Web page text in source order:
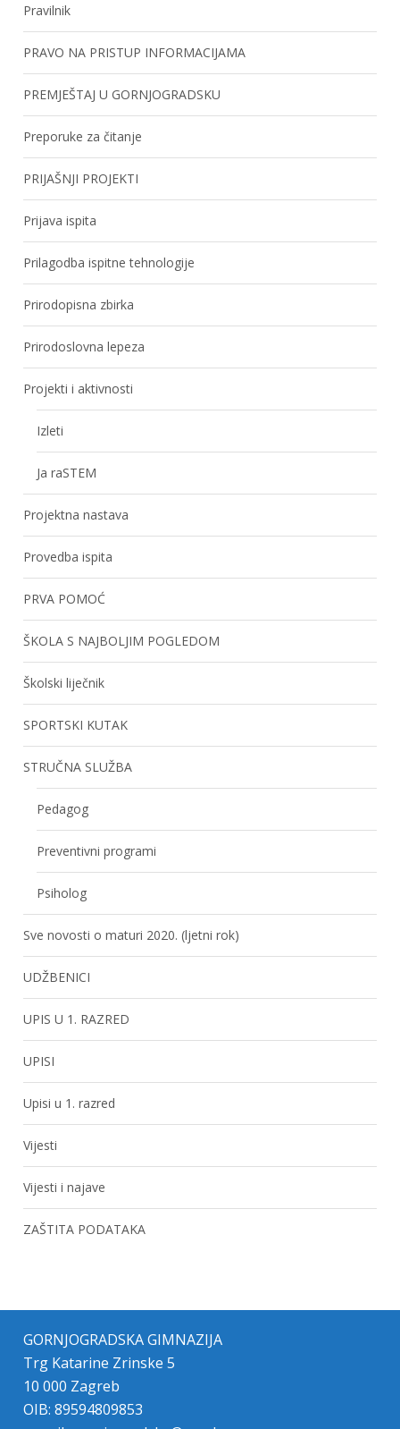
Pravilnik
PRAVO NA PRISTUP INFORMACIJAMA
PREMJEŠTAJ U GORNJOGRADSKU
Preporuke za čitanje
PRIJAŠNJI PROJEKTI
Prijava ispita
Prilagodba ispitne tehnologije
Prirodopisna zbirka
Prirodoslovna lepeza
Projekti i aktivnosti
Izleti
Ja raSTEM
Projektna nastava
Provedba ispita
PRVA POMOĆ
ŠKOLA S NAJBOLJIM POGLEDOM
Školski liječnik
SPORTSKI KUTAK
STRUČNA SLUŽBA
Pedagog
Preventivni programi
Psiholog
Sve novosti o maturi 2020. (ljetni rok)
UDŽBENICI
UPIS U 1. RAZRED
UPISI
Upisi u 1. razred
Vijesti
Vijesti i najave
ZAŠTITA PODATAKA
GORNJOGRADSKA GIMNAZIJA
Trg Katarine Zrinske 5
10 000 Zagreb
OIB: 89594809853